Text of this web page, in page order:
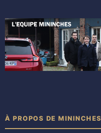
À PROPOS DE MININCHES